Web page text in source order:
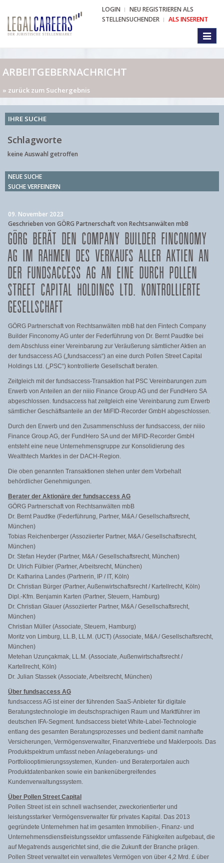
LOGIN
NEU REGISTRIEREN ALS
STELLENSUCHENDER
ALS INSERENT
ARBEITGEBERNACHRICHT
» zurück zum Suchergebnis
IHRE SUCHE
Schlagworte
keine Auswahl getroffen
NEUE SUCHE
SUCHE VERFEINERN
09. November 2023
Geschrieben von GÖRG Partnerschaft von Rechtsanwälten mbB
GÖRG BERÄT DEN COMPANY BUILDER FINCONOMY
AG IM RAHMEN DES VERKAUFS ALLER AKTIEN AN
DER FUNDSACCESS AG AN EINE DURCH POLLEN
STREET CAPITAL HOLDINGS LTD. KONTROLLIERTE
GESELLSCHAFT
GÖRG Partnerschaft von Rechtsanwälten mbB hat den Fintech Company
Builder Finconomy AG unter der Federführung von Dr. Bernt Paudtke bei
dem Abschluss einer Vereinbarung zur Veräußerung sämtlicher Aktien an
der fundsaccess AG („fundsaccess“) an eine durch Pollen Street Capital
Holdings Ltd. („PSC“) kontrollierte Gesellschaft beraten.
Zeitgleich mit der fundsaccess-Transaktion hat PSC Vereinbarungen zum
Erwerb von Anteilen an der niiio Finance Group AG und der FundHero SA
abgeschlossen. fundsaccess hat zeitgleich eine Vereinbarung zum Erwerb
sämtlicher Geschäftsanteile an der MiFID-Recorder GmbH abgeschlossen.
Durch den Erwerb und den Zusammenschluss der fundsaccess, der niiio
Finance Group AG, der FundHero SA und der MiFID-Recorder GmbH
entsteht eine neue Unternehmensgruppe zur Konsolidierung des
Wealthtech Marktes in der DACH-Region.
Die oben genannten Transaktionen stehen unter dem Vorbehalt
behördlicher Genehmigungen.
Berater der Aktionäre der fundsaccess AG
GÖRG Partnerschaft von Rechtsanwälten mbB
Dr. Bernt Paudtke (Federführung, Partner, M&A / Gesellschaftsrecht,
München)
Tobias Reichenberger (Assoziierter Partner, M&A / Gesellschaftsrecht,
München)
Dr. Stefan Heyder (Partner, M&A / Gesellschaftsrecht, München)
Dr. Ulrich Fülbier (Partner, Arbeitsrecht, München)
Dr. Katharina Landes (Partnerin, IP / IT, Köln)
Dr. Christian Bürger (Partner, Außenwirtschaftsrecht / Kartellrecht, Köln)
Dipl.-Kfm. Benjamin Karten (Partner, Steuern, Hamburg)
Dr. Christian Glauer (Assoziierter Partner, M&A / Gesellschaftsrecht,
München)
Christian Müller (Associate, Steuern, Hamburg)
Moritz von Limburg, LL.B, LL.M. (UCT) (Associate, M&A / Gesellschaftsrecht,
München)
Metehan Uzunçakmak, LL.M. (Associate, Außenwirtschaftsrecht /
Kartellrecht, Köln)
Dr. Julian Stassek (Associate, Arbeitsrecht, München)
Über fundsaccess AG
fundsaccess AG ist einer der führenden SaaS-Anbieter für digitale
Beratungstechnologie im deutschsprachigen Raum und Marktführer im
deutschen IFA-Segment. fundsaccess bietet White-Label-Technologie
entlang des gesamten Beratungsprozesses und bedient damit namhafte
Versicherungen, Vermögensverwalter, Finanzvertriebe und Maklerpools. Das
Produktspektrum umfasst neben Anlageberatungs- und
Portfoliooptimierungssystemen, Kunden- und Beraterportalen auch
Produktdatenbanken sowie ein bankenübergreifendes
Kundenverwaltungssystem.
Über Pollen Street Capital
Pollen Street ist ein schnell wachsender, zweckorientierter und
leistungsstarker Vermögensverwalter für privates Kapital. Das 2013
gegründete Unternehmen hat im gesamten Immobilien-, Finanz- und
Unternehmensdienstleistungssektor umfassende Fähigkeiten aufgebaut, die
auf Megatrends ausgerichtet sind, die die Zukunft der Branche prägen.
Pollen Street verwaltet ein verwaltetes Vermögen von über 4,2 Mrd. £ über